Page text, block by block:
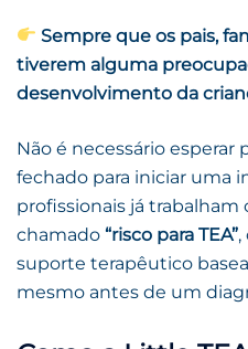
Sempre que os pais,
tiverem alguma
desenvolvimento da
Não é necessário
fechado para iniciar uma
profissionais já
chamado “risco para TEA”,
suporte terapêutico
mesmo antes de um